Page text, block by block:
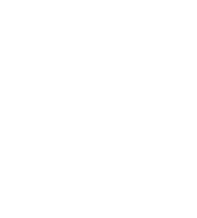
o variare i
o più dei